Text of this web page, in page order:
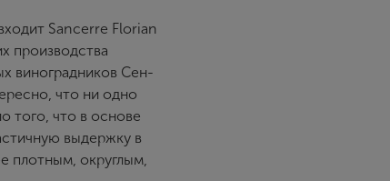
Sancerre Florian
производства
виноградников Сен-
что ни одно
того, что в основе
выдержку в
плотным, округлым,
соглашения